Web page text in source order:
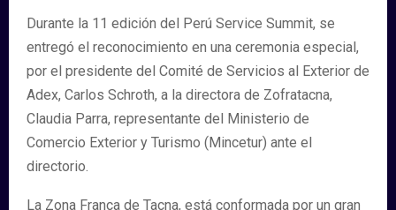
Durante la 11 edición del Perú Service Summit, se
entregó el reconocimiento en una ceremonia especial,
por el presidente del Comité de Servicios al Exterior de
Adex, Carlos Schroth, a la directora de Zofratacna,
Claudia Parra, representante del Ministerio de
Comercio Exterior y Turismo (Mincetur) ante el
directorio.
La Zona Franca de Tacna, está conformada por un gran